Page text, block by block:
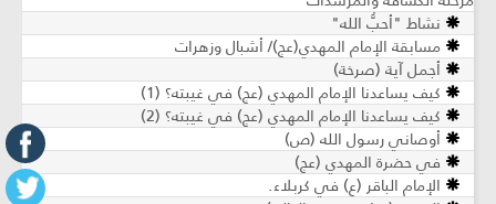
نشاط "أحبُّ الله"
مسابقة الإمام المهدي(عج)/ أشبال وزهرات
أجمل آية (صرخة)
كيف يساعدنا الإمام المهدي (عج) في غيبته؟ (1)
كيف يساعدنا الإمام المهدي (عج) في غيبته؟ (2)
أوصاني رسول الله (ص)
في حضرة المهدي (عج)
الإمام الباقر (ع) في كربلاء.